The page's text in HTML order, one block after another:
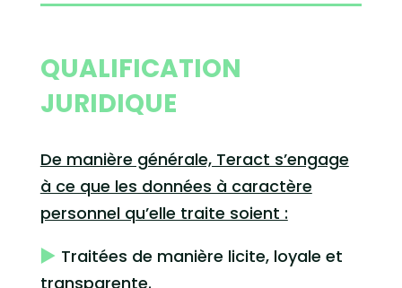
QUALIFICATION
JURIDIQUE
De manière générale, Teract s’engage
à ce que les données à caractère
personnel qu’elle traite soient :
Traitées de manière licite, loyale et
transparente.